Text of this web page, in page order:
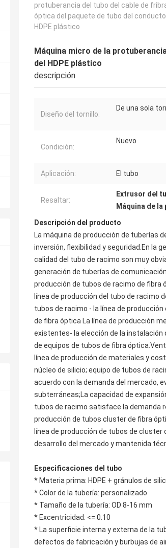
protuberancia del tubo del cable de
óptica del paquete de tubo del
HDPE plástico
Máquina micro de la
del HDPE plástico
descripción
Diseño del tornillo:
De una sola
Condición:
Nuevo
Aplicación: El tubo
Resaltar:
Extrusor del
Máquina de
Descripción del producto
La máquina de producción de tuberías
inversión, flexibilidad y seguridad.En la
calidad del tubo de racimo son muy
generación de tuberías de
producción de tubos de racimo de fibra
línea de producción del tubo de racimo
tubos de racimo - la línea de
de fibra óptica La línea de producción
existentes- la elección de la instalación
de equipos de tubos de fibra
línea de producción de materiales y
núcleo de silicio; equipo de tubos de
acuerdo con la demanda del mercado,
subterráneas;La capacidad de
tubos de racimo satisface la demanda
producción de tubos cluster de fibra
línea de producción de tubos de
desarrollo del mercado y mantenida
Especificaciones del tubo
* Materia prima: HDPE + gránulos de
* Color de la tubería: personalizado
* Tamaño de la tubería: OD 8-16 mm
* Excentricidad: <= 0.10
* La superficie interna y externa de la
defectos de fabricación y burbujas de